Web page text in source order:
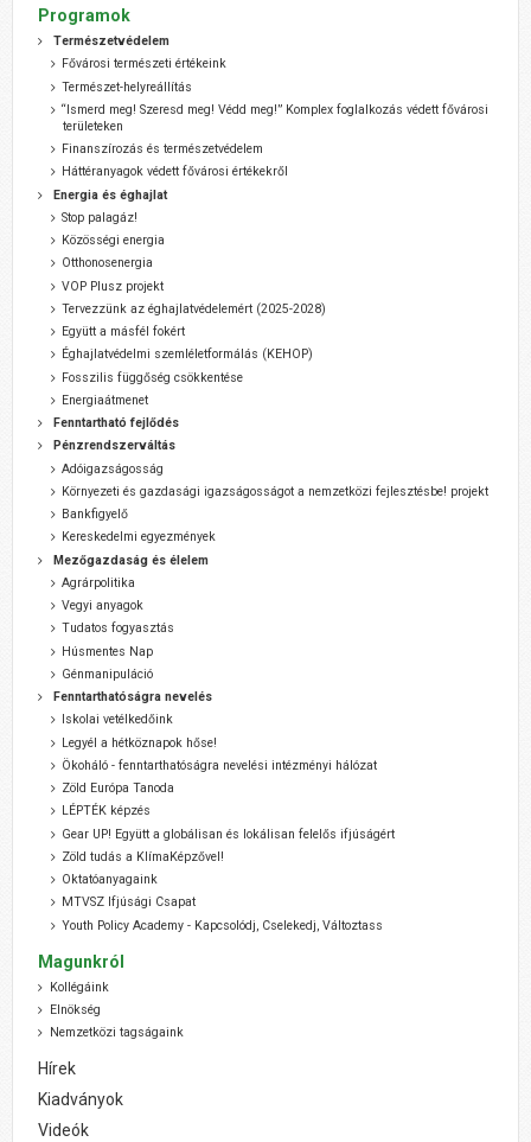
Programok
Természetvédelem
Fővárosi természeti értékeink
Természet-helyreállítás
“Ismerd meg! Szeresd meg! Védd meg!” Komplex foglalkozás védett fővárosi
területeken
Finanszírozás és természetvédelem
Háttéranyagok védett fővárosi értékekről
Energia és éghajlat
Stop palagáz!
Közösségi energia
Otthonosenergia
VOP Plusz projekt
Tervezzünk az éghajlatvédelemért (2025-2028)
Együtt a másfél fokért
Éghajlatvédelmi szemléletformálás (KEHOP)
Fosszilis függőség csökkentése
Energiaátmenet
Fenntartható fejlődés
Pénzrendszerváltás
Adóigazságosság
Környezeti és gazdasági igazságosságot a nemzetközi fejlesztésbe! projekt
Bankfigyelő
Kereskedelmi egyezmények
Mezőgazdaság és élelem
Agrárpolitika
Vegyi anyagok
Tudatos fogyasztás
Húsmentes Nap
Génmanipuláció
Fenntarthatóságra nevelés
Iskolai vetélkedőink
Legyél a hétköznapok hőse!
Ökoháló - fenntarthatóságra nevelési intézményi hálózat
Zöld Európa Tanoda
LÉPTÉK képzés
Gear UP! Együtt a globálisan és lokálisan felelős ifjúságért
Zöld tudás a KlímaKépzővel!
Oktatóanyagaink
MTVSZ Ifjúsági Csapat
Youth Policy Academy - Kapcsolódj, Cselekedj, Változtass
Magunkról
Kollégáink
Elnökség
Nemzetközi tagságaink
Hírek
Kiadványok
Videók